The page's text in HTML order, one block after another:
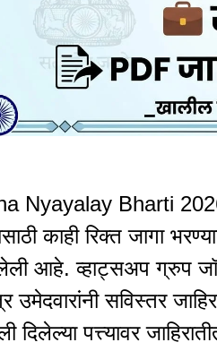
Nyayalay Bharti 2026
काही रिक्त जागा
आहे. व्हाट्सअप ग्रुप
उमेदवारांनी सविस्तर
दिलेल्या पत्त्यावर